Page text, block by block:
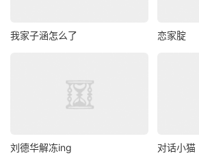
我家子涵怎么了 恋家腚
刘德华解冻ing 对话小猫